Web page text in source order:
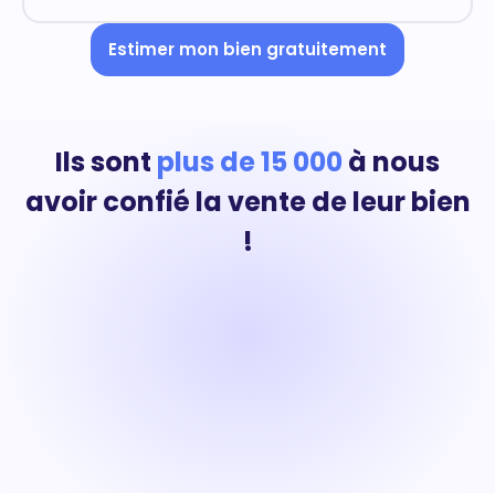
Estimer mon bien gratuitement
Ils sont plus de 15 000à nous
avoir confié la vente de leur bien
!